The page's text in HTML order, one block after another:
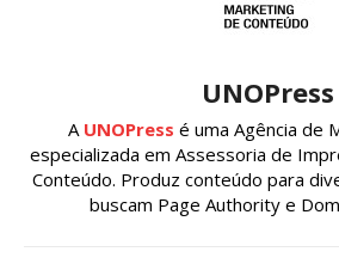
UNOPress
A UNOPress é uma Agência de
especializada em Assessoria de
Conteúdo. Produz conteúdo para
buscam Page Authority e